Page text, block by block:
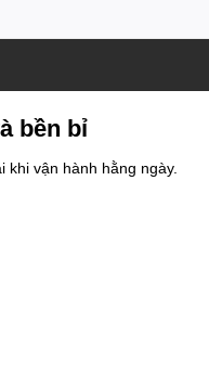
bền bỉ
khi vận hành hằng ngày.